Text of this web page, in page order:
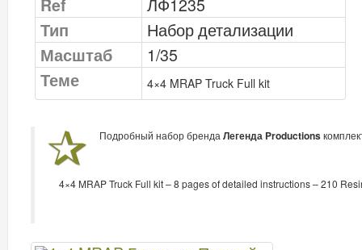
Ref
ЛФ1235
Тип
Набор детализации
Масштаб
1/35
Теме
4×4 MRAP Truck Full kit
Подробный набор бренда Легенда Productions
4×4 MRAP Truck Full kit – 8 pages of detailed instructions – 210